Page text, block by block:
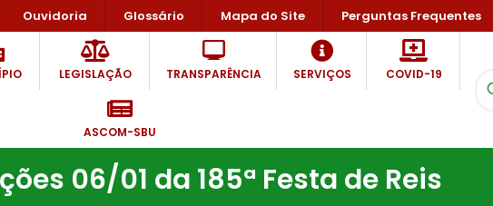
Ouvidoria Glossário Mapa do Site Perguntas Frequentes
LEGISLAÇÃO TRANSPARÊNCIA SERVIÇOS COVID-19
ASCOM-SBU
06/01 da 185ª Festa de Reis